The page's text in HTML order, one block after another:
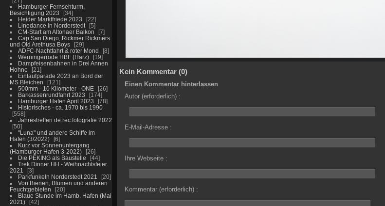
Hamburger Fernsehturm,
Besichtigung 2023
34
Heider Marktfriede 2023
22
Linedance in Norderstedt
5
CM-Start am Altonaer Balkon
7
Cap San Diego, Rickmer Rickmers
und Old Arethusa Boys
29
ADFC-Nachtfahrt & roter Mond
8
Werningerrode HBF (Harz)
19
Dampfeisenbahnen in Drei Annen
Hohne
21
Einlaufparade 2023 an Bord der
MS Bleichen
121
500mm - 10 Kilometer - ONE
26
Barkassenrundfahrt 2023
174
Hamburger Hafen April 2023
78
Historisches - ca. 1970 bis 1990
558
Jahrestreffen de.rec.fotografie 2022
50
"Luna" und andere Schiffe im
Hafen (3/2022)
6
Kurz vor Sonnenuntergang
(Hamburger Hafen 3-2022)
26
Die PEKING als Baustelle
44
Trek Dinner HH - Weihnachtsfeier
2021
3
Parkfunkeln Norderstedt 2021
20
Von Bienen, Blumen und anderen
Feuchtgebieten
20
Blaue Stunde im Hamb. Hafen (Mai
2021)
42
Kein Kommentar (0)
Einen Kommentar hinterlassen
Autor (erforderlich) :
E-Mail-Adresse :
Ihre Webseite :
Kommentar (erforderlich) :